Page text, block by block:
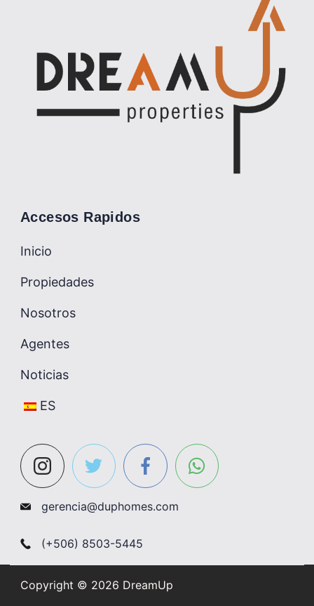
Accesos Rapidos
Inicio
Propiedades
Nosotros
Agentes
Noticias
ES
gerencia@duphomes.com
(+506) 8503-5445
Copyright © 2026 DreamUp